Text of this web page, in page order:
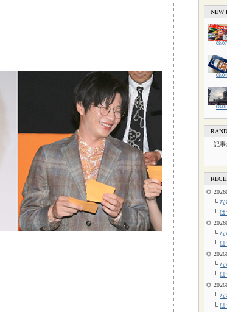
NEW
08/07
08/04
08/01
記事
└ な
└ は
└ な
└ は
└ な
└ は
└ な
└ は